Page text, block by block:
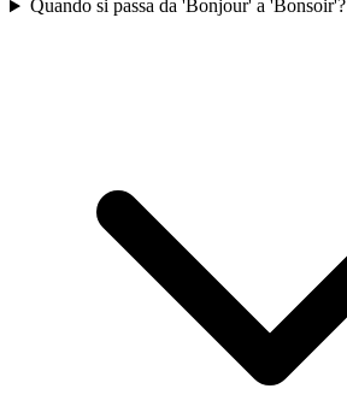
Quando si passa da 'Bonjour' a 'Bonsoir'?